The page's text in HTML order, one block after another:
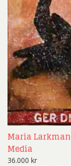
Maria
Media
36.000 kr